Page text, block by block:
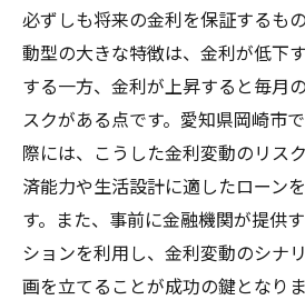
ライフスタイルに合った住
ント
ライフプランに基づく
家族構成に応じた最適な
方
収入と支出のバランスを
将来のライフイベントを
び
必ずしも将来の金利を保証するも
動型の大きな特徴は、金利が低下
する一方、金利が上昇すると毎月
スクがある点です。愛知県岡崎市
際には、こうした金利変動のリス
済能力や生活設計に適したローン
す。また、事前に金融機関が提供
ションを利用し、金利変動のシナ
画を立てることが成功の鍵となりま